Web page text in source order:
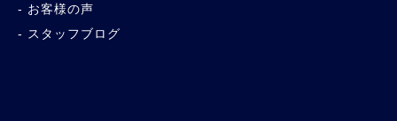
お客様の声
スタッフブログ